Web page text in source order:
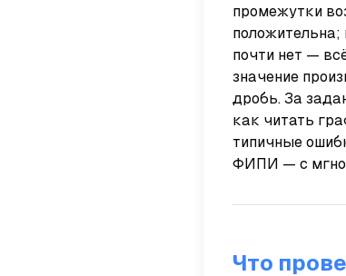
промежутки
положительна;
почти нет —
значение
дробь. За
как читать
типичные
ФИПИ — с
Что